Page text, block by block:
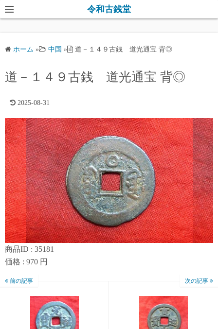
コ
ン
ス
プ
令和古銭堂
ホーム » 中国 » 道－１４９古銭 道光通宝 背◎
道－１４９古銭 道光通宝 背◎
2025-08-31
商品ID : 35181
価格 : 970 円
前の記事 次の記事